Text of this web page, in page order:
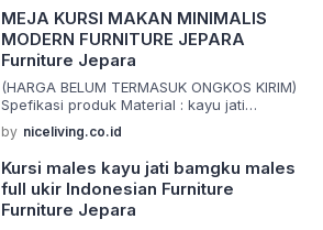
OrangYangSudahBerpengalamanDalamBida
ngPembuatanMebeldanPewarnaanFinishing
BarangYangKamiJualAdalahProdukMebel/F
urnitureKualitasTerbaik
BisaCustomProdukUkuran&Warna
HargaLebihMurahKarenaKamiLangsungPen
grajin(TanganPertama) Pengiriman:
1.NOTABARANG/InvoicesayakirimpakaiJNE/J
2.UntukBARANGakankamikirimmenggunaka
nJasaEkspedisiTrukmaupunpickupdariJepar
ayangsudahsangatterpercayadantelahbeke
rjasamadengankami Catatan:
rumah anda Barang di buat menggunakan
material yang berkualitas dan juga
dikerjakan oleh tangan tangan ahli yang
sudah berpegalaman dalam pembuatan
mebel dan pewarnaan […]
MEJA KURSI MAKAN MINIMALIS
MODERN FURNITURE JEPARA
Furniture Jepara
(HARGA BELUM TERMASUK ONGKOS KIRIM)
Spefikasi produk Material : kayu jati
Furniture terbaru dengan model desain
elegan dan antik. Sangat cocok untuk
melengkapi rumah anda Barang di buat
menggunakan material yang berkualitas
dan juga dikerjakan oleh tangan tangan ahli
by niceliving.co.id
Kursi males kayu jati bamgku males
full ukir Indonesian Furniture
Furniture Jepara